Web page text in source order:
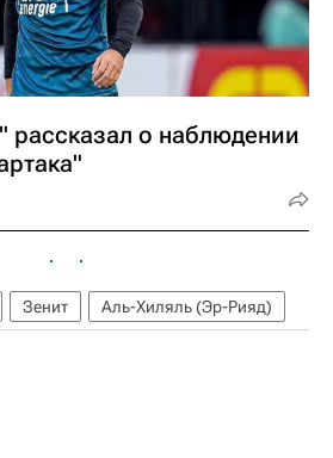
рассказал о наблюдении
Зенит Аль-Хиляль (Эр-Рияд)